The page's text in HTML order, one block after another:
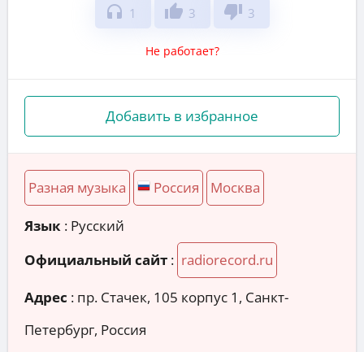
headphones 1 thumb_up 3 thumb_down 3
Не работает?
Добавить в избранное
Разная музыка Россия Москва
Язык : Русский
Официальный сайт : radiorecord.ru
Адрес : пр. Стачек, 105 корпус 1, Санкт-
Петербург, Россия